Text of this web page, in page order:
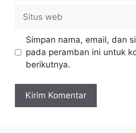
Situs
web
Simpan nama, email, dan
pada peramban ini untuk
berikutnya.